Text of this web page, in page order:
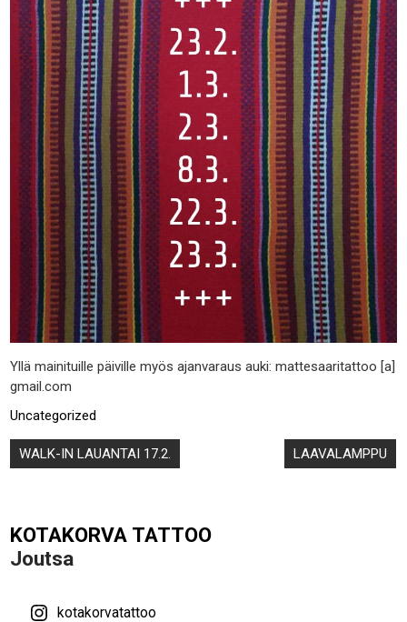
Yllä mainituille päiville myös ajanvaraus auki: mattesaaritattoo [a]
gmail.com
Uncategorized
Artikkelien
selaus
WALK-IN LAUANTAI 17.2. LAAVALAMPPU
KOTAKORVA TATTOO
Joutsa
kotakorvatattoo